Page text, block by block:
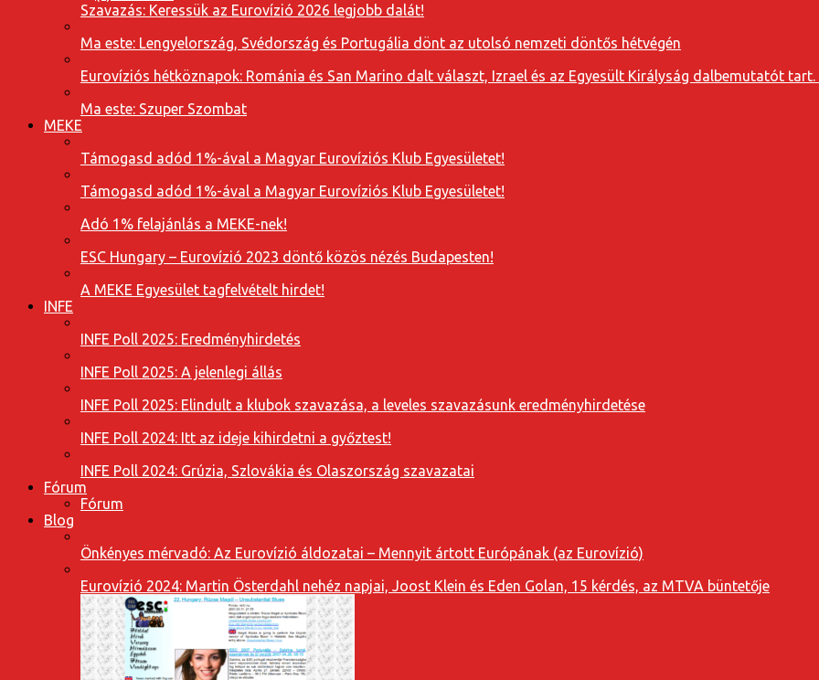
Szavazás: Keressük az Eurovízió 2026 legjobb dalát!
Ma este: Lengyelország, Svédország és Portugália dönt az utolsó nemzeti döntős hétvégén
Eurovíziós hétköznapok: Románia és San Marino dalt választ, Izrael és az Egyesült Királyság dalbemutatót tart.
Ma este: Szuper Szombat
MEKE
Támogasd adód 1%-ával a Magyar Eurovíziós Klub Egyesületet!
Támogasd adód 1%-ával a Magyar Eurovíziós Klub Egyesületet!
Adó 1% felajánlás a MEKE-nek!
ESC Hungary – Eurovízió 2023 döntő közös nézés Budapesten!
A MEKE Egyesület tagfelvételt hirdet!
INFE
INFE Poll 2025: Eredményhirdetés
INFE Poll 2025: A jelenlegi állás
INFE Poll 2025: Elindult a klubok szavazása, a leveles szavazásunk eredményhirdetése
INFE Poll 2024: Itt az ideje kihirdetni a győztest!
INFE Poll 2024: Grúzia, Szlovákia és Olaszország szavazatai
Fórum
Fórum
Blog
Önkényes mérvadó: Az Eurovízió áldozatai – Mennyit ártott Európának (az Eurovízió)
Eurovízió 2024: Martin Österdahl nehéz napjai, Joost Klein és Eden Golan, 15 kérdés, az MTVA büntetője